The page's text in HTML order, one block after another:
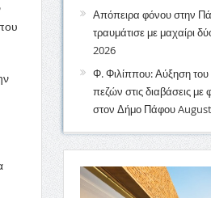
Απόπειρα φόνου στην
τραυμάτισε με μαχαίρι
2026
Φ. Φιλίππου: Αύξηση του
πεζών στις διαβάσεις
στον Δήμο Πάφου